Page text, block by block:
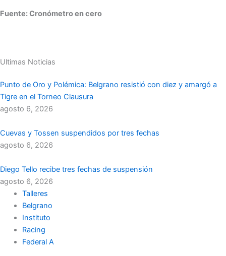
Fuente: Cronómetro en cero
Ultimas Noticias
Punto de Oro y Polémica: Belgrano resistió con diez y amargó a
Tigre en el Torneo Clausura
agosto 6, 2026
Cuevas y Tossen suspendidos por tres fechas
agosto 6, 2026
Diego Tello recibe tres fechas de suspensión
agosto 6, 2026
Talleres
Belgrano
Instituto
Racing
Federal A